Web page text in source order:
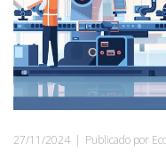
27/11/2024 | Publicado por